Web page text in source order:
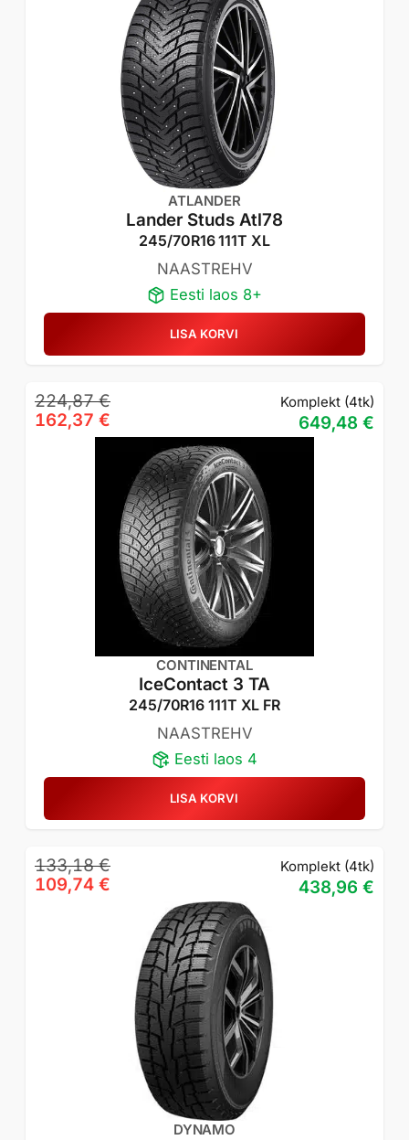
ATLANDER
Lander Studs Atl78
245/70R16 111T XL
NAASTREHV
Eesti laos 8+
LISA KORVI
224,87€
Algne
hind
162,37 €
Praegune
hind
CONTINENTAL
IceContact 3 TA
245/70R16 111T XL FR
NAASTREHV
Eesti laos 4
Komplekt (4tk)
649,48 €
LISA KORVI
133,18€
Algne
hind
109,74 €
Praegune
hind
DYNAMO
Komplekt (4tk)
438,96 €